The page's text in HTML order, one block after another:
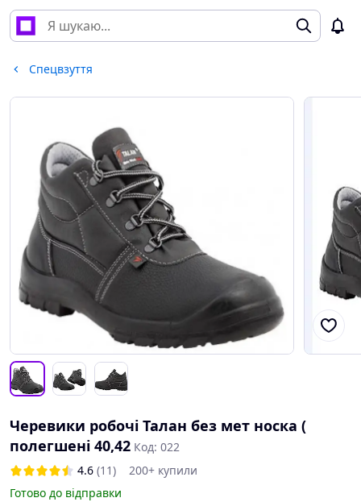
Спецвзуття
Черевики робочі Талан без мет носка (
полегшені 40,42 Код: 022
4.6 (11)
200+ купили
Готово до відправки